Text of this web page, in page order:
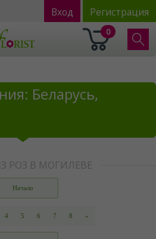
Вход Регистрация
0
Беларусь,
РОЗ В МОГИЛЕВЕ
Начало
4 5 6 7 8 »